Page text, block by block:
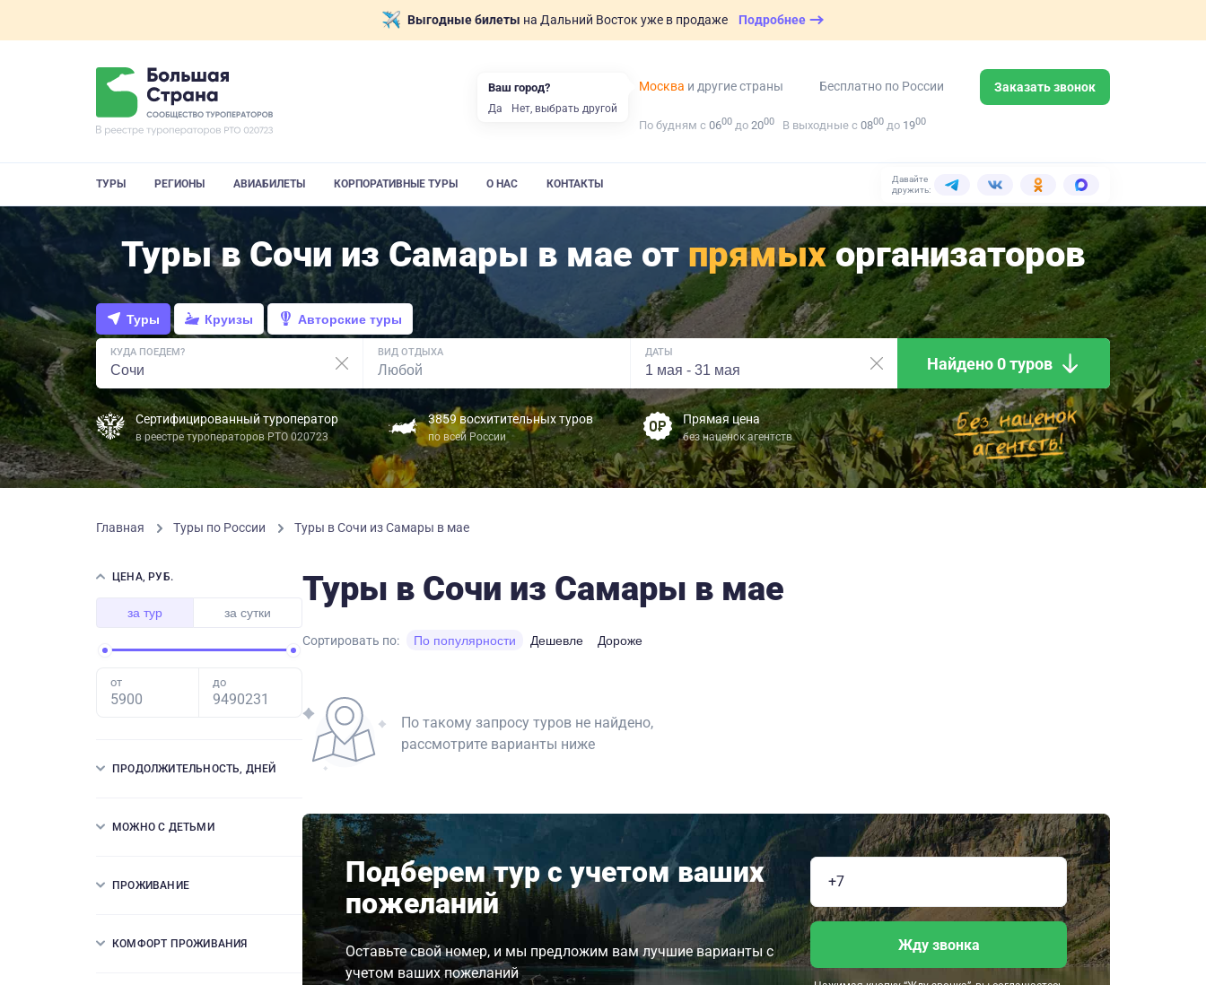
Выгодные билеты на Дальний Восток уже в продаже Подробнее
Москва и другие страны Бесплатно по России Заказать звонок
По будням с 0600 до 2000 В выходные с 0800 до 1900
ТУРЫ РЕГИОНЫ АВИАБИЛЕТЫ КОРПОРАТИВНЫЕ ТУРЫ О НАС КОНТАКТЫ
Давайте
дружить:
Туры в Сочи из Самары в мае от прямыхорганизаторов
Туры Круизы Авторские туры
КУДА ПОЕДЕМ? ВИД ОТДЫХА ДАТЫ
Найдено 0 туров
Сертифицированный туроператор
в реестре туроператоров РТО 020723
3859 восхитительных туров
по всей России
Прямая цена
без наценок агентств
Главная Туры по России Туры в Сочи из Самары в мае
ЦЕНА, РУБ.
за тур за сутки
от до
ПРОДОЛЖИТЕЛЬНОСТЬ, ДНЕЙ
МОЖНО С ДЕТЬМИ
ПРОЖИВАНИЕ
КОМФОРТ ПРОЖИВАНИЯ
Туры в Сочи из Самары в мае
Сортировать по: По популярности Дешевле Дороже
По такому запросу туров не найдено,
рассмотрите варианты ниже
Подберем тур с учетом ваших
пожеланий
Оставьте свой номер, и мы предложим вам лучшие варианты с
учетом ваших пожеланий
Жду звонка
Ваш город?
Да Нет, выбрать другой